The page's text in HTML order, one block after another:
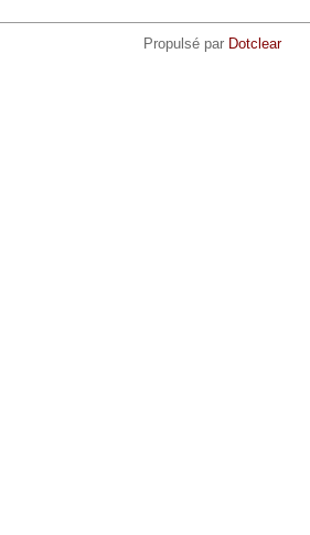
Propulsé par Dotclear